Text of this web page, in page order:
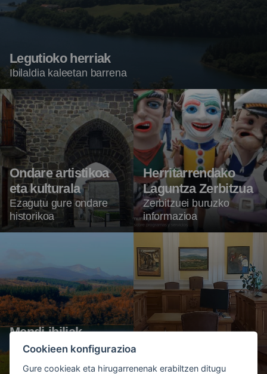
Legutioko herriak
Ibilaldia kaleetan barrena
Ondare artistikoa
eta kulturala
Ezagutu gure ondare
historikoa
Herritarrendako
Laguntza Zerbitzua
Zerbitzuei buruzko
informazioa
Mendi-ibiliak
GR-38: Ardoaren eta
Cookieen konfigurazioa
Gure cookieak eta hirugarrenenak erabiltzen ditugu